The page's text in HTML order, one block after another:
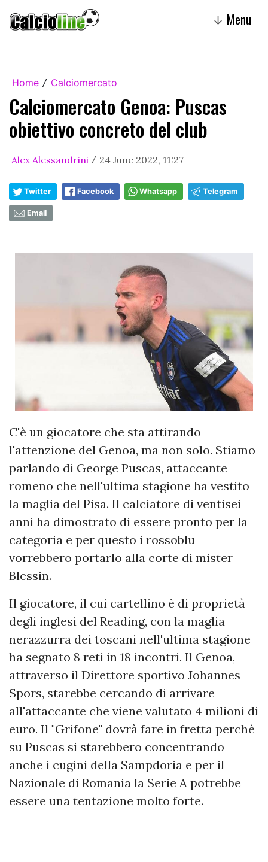
↓ Menu
Home / Calciomercato
Calciomercato Genoa: Puscas
obiettivo concreto del club
Alex Alessandrini / 24 June 2022, 11:27
Twitter Facebook Whatsapp Telegram
Email
C'è un giocatore che sta attirando
l'attenzione del Genoa, ma non solo. Stiamo
parlando di George Puscas, attaccante
romeno che nell'ultima stagione ha vestito
la maglia del Pisa. Il calciatore di ventisei
anni ha dimostrato di essere pronto per la
categoria e per questo i rossoblu
vorrebbero portarlo alla corte di mister
Blessin.
Il giocatore, il cui cartellino è di proprietà
degli inglesi del Reading, con la maglia
nerazzurra dei toscani nell'ultima stagione
ha segnato 8 reti in 18 incontri. Il Genoa,
attraverso il Direttore sportivo Johannes
Spors, starebbe cercando di arrivare
all'attaccante che viene valutato 4 milioni di
euro. Il "Grifone" dovrà fare in fretta perchè
su Puscas si starebbero concentrando
anche i cugini della Sampdoria e per il
Nazionale di Romania la Serie A potrebbe
essere una tentazione molto forte.